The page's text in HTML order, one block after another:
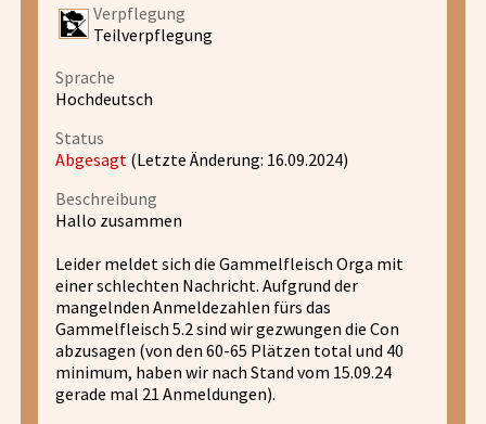
Verpflegung
Teilverpflegung
Sprache
Hochdeutsch
Status
Abgesagt (Letzte Änderung: 16.09.2024)
Beschreibung
Hallo zusammen
Leider meldet sich die Gammelfleisch Orga mit
einer schlechten Nachricht. Aufgrund der
mangelnden Anmeldezahlen fürs das
Gammelfleisch 5.2 sind wir gezwungen die Con
abzusagen (von den 60-65 Plätzen total und 40
minimum, haben wir nach Stand vom 15.09.24
gerade mal 21 Anmeldungen).